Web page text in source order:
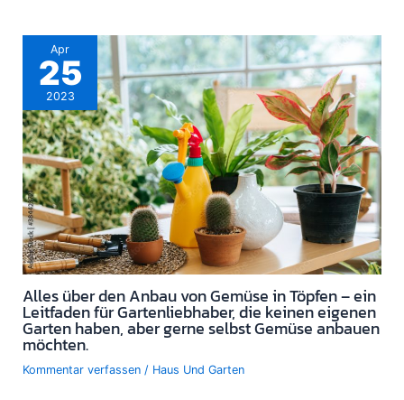
Apr
25
2023
Alles über den Anbau von Gemüse in Töpfen – ein
Leitfaden für Gartenliebhaber, die keinen eigenen
Garten haben, aber gerne selbst Gemüse anbauen
möchten.
Kommentar verfassen / Haus Und Garten